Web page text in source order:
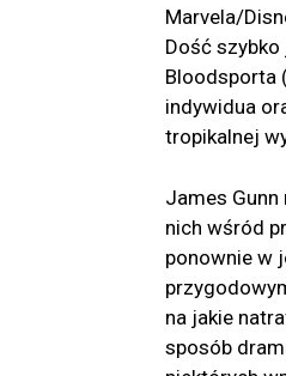
Marvela/
Dość
Bloodsporta
indywidua
tropikalnej
James
nich wśród
ponownie w
na jakie
sposób